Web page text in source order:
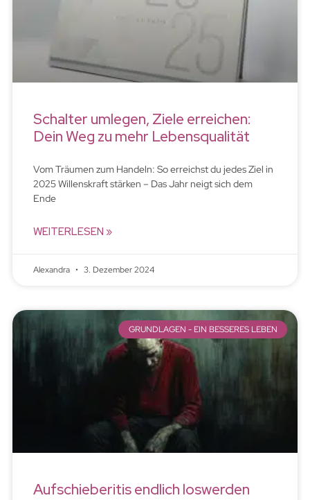
Schalter umlegen, Ziele erreichen:
Dein Weg zu mehr Lebensqualität
Vom Träumen zum Handeln: So erreichst du jedes Ziel in
2025 Willenskraft stärken – Das Jahr neigt sich dem
Ende
WEITERLESEN »
Alexandra 3. Dezember 2024
GRUNDLAGEN - EIN BESSERES LEBEN
Aufschieberitis endlich loswerden